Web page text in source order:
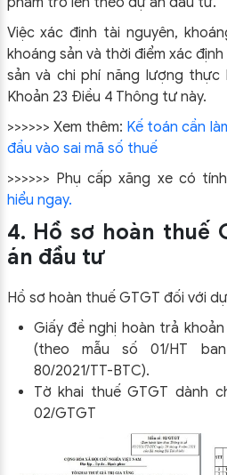
Việc xác định tài nguyên,
khoáng sản và thời điểm xác
sản và chi phí năng lượng
Khoản 23 Điều 4 Thông tư này.
>>>>>> Xem thêm: Kế toán cần
đầu vào sai mã số thuế
>>>>>> Phụ cấp xăng xe có
hiểu ngay.
4. Hồ sơ hoàn thuế
án đầu tư
Hồ sơ hoàn thuế GTGT đối với
Giấy đề nghị hoàn trả
(theo mẫu số 01/HT
80/2021/TT-BTC).
Tờ khai thuế GTGT dành
02/GTGT